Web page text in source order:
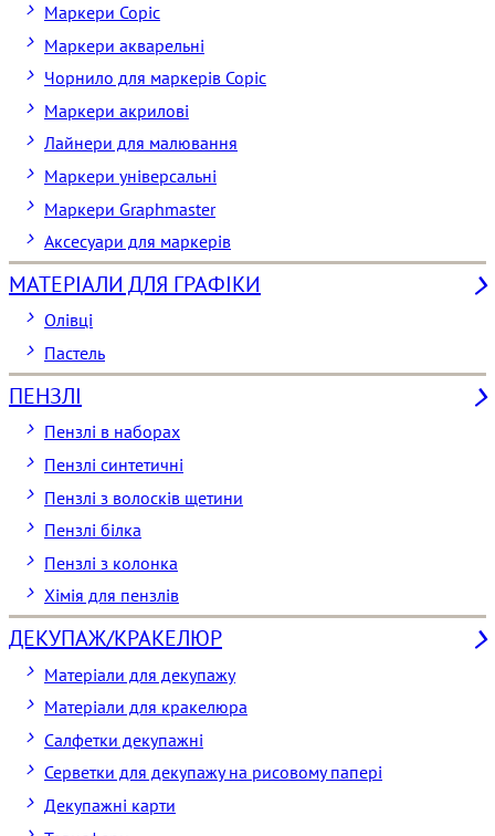
Маркери Copic
Маркери акварельні
Чорнило для маркерів Copic
Маркери акрилові
Лайнери для малювання
Маркери універсальні
Маркери Graphmaster
Аксесуари для маркерів
МАТЕРІАЛИ ДЛЯ ГРАФІКИ
Олівці
Пастель
ПЕНЗЛІ
Пензлі в наборах
Пензлі синтетичні
Пензлі з волосків щетини
Пензлі білка
Пензлі з колонка
Хімія для пензлів
ДЕКУПАЖ/КРАКЕЛЮР
Матеріали для декупажу
Матеріали для кракелюра
Cалфетки декупажні
Серветки для декупажу на рисовому папері
Декупажні карти